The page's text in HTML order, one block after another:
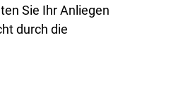
Sie Ihr Anliegen
durch die